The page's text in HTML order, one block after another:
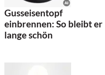
Gusseisentopf
einbrennen: So bleibt er
lange schön